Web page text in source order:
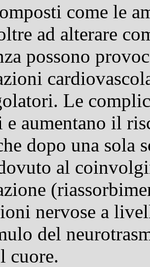
come le
ad alterare
possono
Le
e aumentano il
dopo una sola
al
nervose a
del
cuore.